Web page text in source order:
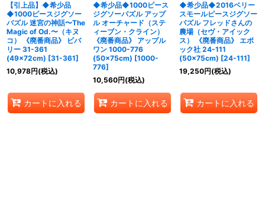
【引上品】◆希少品
◆1000ピースジグソー
パズル 迷宮の神話〜The
Magic of Od.〜（キヌ
コ） 《廃番商品》 ビバ
リー 31-361
(49×72cm) [31-361]
10,978円(税込)
カートに入れる
◆希少品◆1000ピース
ジグソーパズル アップ
ル オーチャード（ステ
ィーブン・クライン）
《廃番商品》 アップル
ワン 1000-776
(50×75cm) [1000-
776]
10,560円(税込)
カートに入れる
◆希少品◆2016ベリー
スモールピースジグソー
パズル フレッドさんの
農場（セヴ・アイック
ス） 《廃番商品》 エポ
ック社 24-111
(50×75cm) [24-111]
19,250円(税込)
カートに入れる